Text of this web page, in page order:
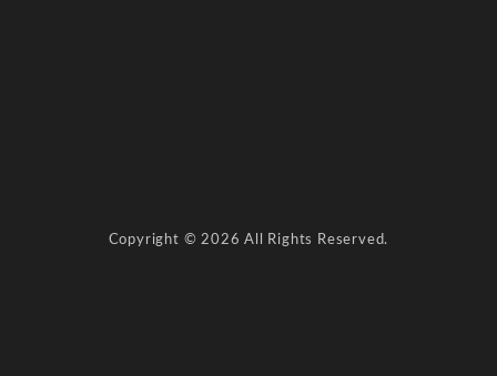
Copyright © 2026 All Rights Reserved.